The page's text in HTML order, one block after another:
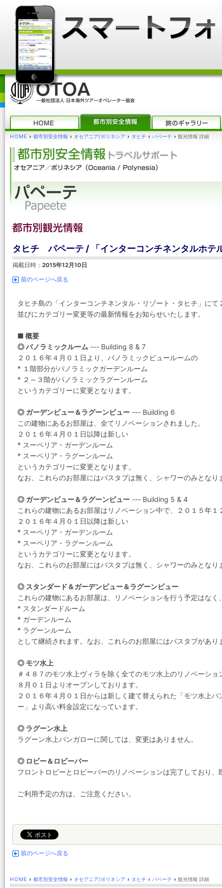
HOME › 都市別安全情報 › オセアニア/ポリネシア › タヒチ › パペーテ › 観光情報 詳細
タヒチ パペーテ / 「インターコンチネンタルホテ
掲載日時： 2015年12月10日
前のページへ戻る
タヒチ島の「インターコンチネンタル・リゾート・タヒチ」に
並びにカテゴリー変更等の最新情報をお知らせいたします。
■ 概要
◎ パノラミックルーム --- Building 8 & 7
２０１６年４月０１日より、パノラミックビュールームの
* １階部分がパノラミックガーデンルーム
* ２～３階がパノラミックラグーンルーム
というカテゴリーに変更となります。
◎ ガーデンビュー＆ラグーンビュー --- Building 6
この建物にあるお部屋は、全てリノベーションされました。
２０１６年４月０１日以降は新しい
* スーペリア・ガーデンルーム
* スーペリア・ラグーンルーム
というカテゴリーに変更となります。
なお、これらのお部屋にはバスタブは無く、シャワーのみとなり
◎ ガーデンビュー＆ラグーンビュー --- Building 5 & 4
これらの建物にあるお部屋はリノベーション中で、２０１５年
２０１６年４月０１日以降は新しい
* スーペリア・ガーデンルーム
* スーペリア・ラグーンルーム
というカテゴリーに変更となります。
なお、これらのお部屋にはバスタブは無く、シャワーのみとなり
◎ スタンダード＆ガーデンビュー＆ラグーンビュー
これらの建物にあるお部屋は、リノベーションを行う予定はなく
* スタンダードルーム
* ガーデンルーム
* ラグーンルーム
として継続されます。なお、これらのお部屋にはバスタブがあり
◎ モツ水上
＃４８７のモツ水上ヴィラを除く全てのモツ水上のリノベーシ
８月０１日よりオープンしております。
２０１６年４月０１日からは新しく建て替えられた「モツ水上
ー」より高い料金設定になっています。
◎ ラグーン水上
ラグーン水上バンガローに関しては、変更はありません。
◎ ロビー＆ロビーバー
フロントロビーとロビーバーのリノベーションは完了しており
ご利用予定の方は、ご注意ください。
前のページへ戻る
HOME › 都市別安全情報 › オセアニア/ポリネシア › タヒチ › パペーテ › 観光情報 詳細